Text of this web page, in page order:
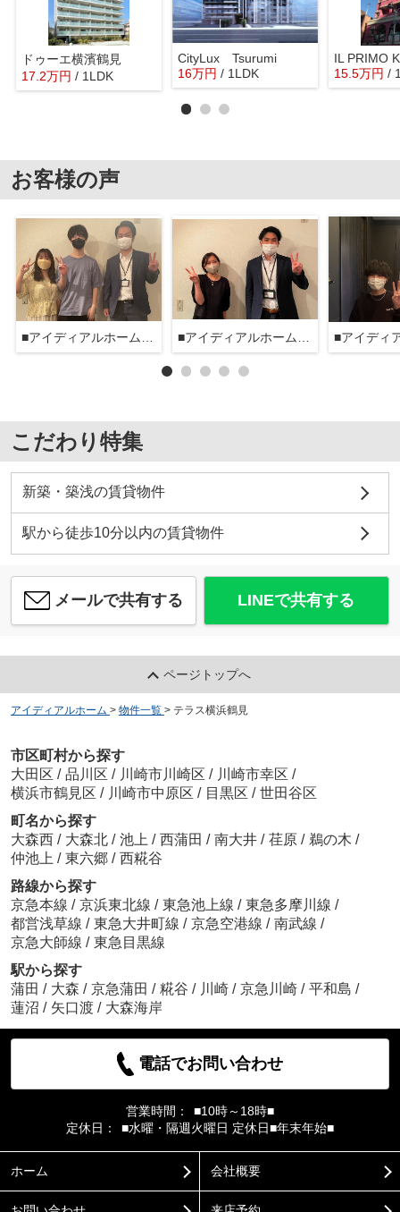
ドゥーエ横濱鶴見
17.2万円 / 1LDK
CityLux Tsurumi
16万円 / 1LDK
IL PRIMO
15.5万円 /
お客様の声
こだわり特集
新築・築浅の賃貸物件
駅から徒歩10分以内の賃貸物件
メールで共有する LINEで共有する
ページトップへ
アイディアルホーム > 物件一覧 > テラス横浜鶴見
市区町村から探す
大田区 / 品川区 / 川崎市川崎区 / 川崎市幸区 /
横浜市鶴見区 / 川崎市中原区 / 目黒区 / 世田谷区
町名から探す
大森西 / 大森北 / 池上 / 西蒲田 / 南大井 / 荏原 / 鵜の木 /
仲池上 / 東六郷 / 西糀谷
路線から探す
京急本線 / 京浜東北線 / 東急池上線 / 東急多摩川線 /
都営浅草線 / 東急大井町線 / 京急空港線 / 南武線 /
京急大師線 / 東急目黒線
駅から探す
蒲田 / 大森 / 京急蒲田 / 糀谷 / 川崎 / 京急川崎 / 平和島 /
蓮沼 / 矢口渡 / 大森海岸
電話でお問い合わせ
営業時間：
■10時～18時■
定休日：
■水曜・隔週火曜日 定休日■年末年始■
ホーム 会社概要